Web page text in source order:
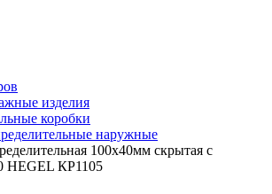
изделия
коробки
наружные
100х40мм скрытая с
HEGEL КР1105